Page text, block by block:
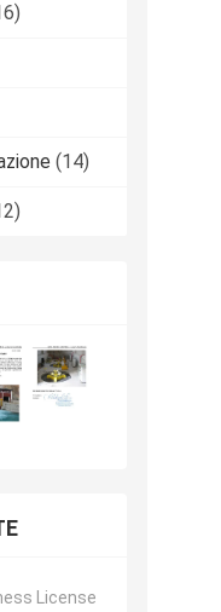
(14)
License